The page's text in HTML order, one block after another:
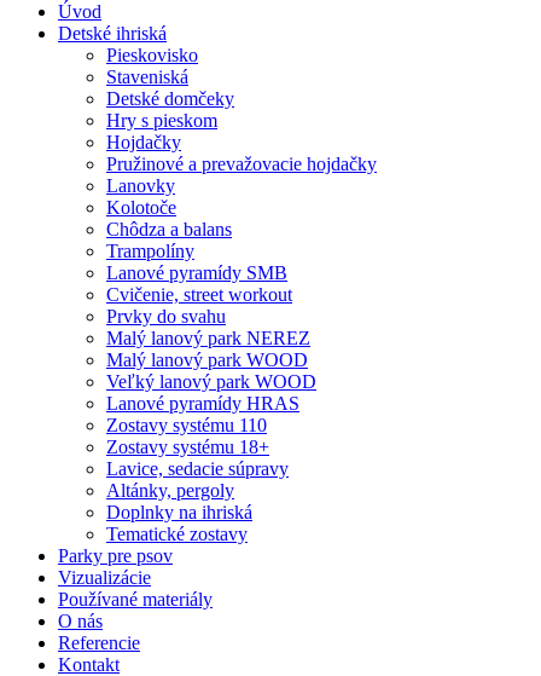
Úvod
Detské ihriská
Pieskovisko
Staveniská
Detské domčeky
Hry s pieskom
Hojdačky
Pružinové a prevažovacie hojdačky
Lanovky
Kolotoče
Chôdza a balans
Trampolíny
Lanové pyramídy SMB
Cvičenie, street workout
Prvky do svahu
Malý lanový park NEREZ
Malý lanový park WOOD
Veľký lanový park WOOD
Lanové pyramídy HRAS
Zostavy systému 110
Zostavy systému 18+
Lavice, sedacie súpravy
Altánky, pergoly
Doplnky na ihriská
Tematické zostavy
Parky pre psov
Vizualizácie
Používané materiály
O nás
Referencie
Kontakt